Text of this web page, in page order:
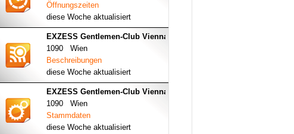
Öffnungszeiten
diese Woche aktualisiert
EXZESS Gentlemen-Club Vienna
1090 Wien
Beschreibungen
diese Woche aktualisiert
EXZESS Gentlemen-Club Vienna
1090 Wien
Stammdaten
diese Woche aktualisiert